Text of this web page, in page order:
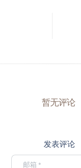
暂无评论
发表评论